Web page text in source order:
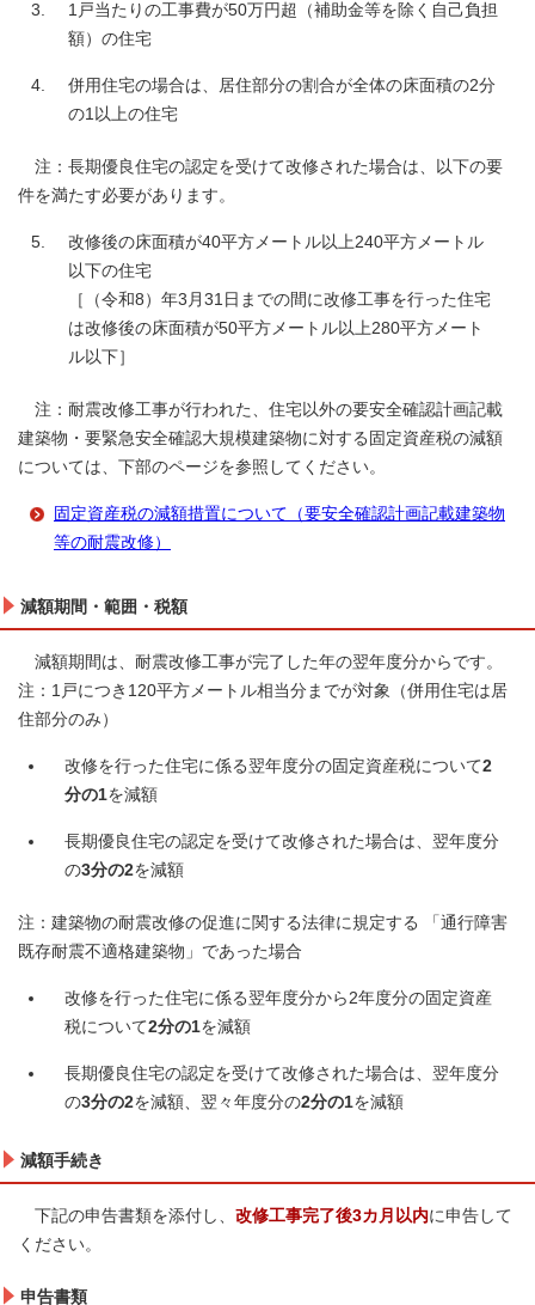
1戸当たりの工事費が50万円超（補助金等を除く自己負担
額）の住宅
併用住宅の場合は、居住部分の割合が全体の床面積の2分
の1以上の住宅
注：長期優良住宅の認定を受けて改修された場合は、以下の要
件を満たす必要があります。
改修後の床面積が40平方メートル以上240平方メートル
以下の住宅
［（令和8）年3月31日までの間に改修工事を行った住宅
は改修後の床面積が50平方メートル以上280平方メート
ル以下］
注：耐震改修工事が行われた、住宅以外の要安全確認計画記載
建築物・要緊急安全確認大規模建築物に対する固定資産税の減額
については、下部のページを参照してください。
固定資産税の減額措置について（要安全確認計画記載建築物
等の耐震改修）
減額期間・範囲・税額
減額期間は、耐震改修工事が完了した年の翌年度分からです。
注：1戸につき120平方メートル相当分までが対象（併用住宅は居
住部分のみ）
改修を行った住宅に係る翌年度分の固定資産税について2
分の1を減額
長期優良住宅の認定を受けて改修された場合は、翌年度分
の3分の2を減額
注：建築物の耐震改修の促進に関する法律に規定する 「通行障害
既存耐震不適格建築物」であった場合
改修を行った住宅に係る翌年度分から2年度分の固定資産
税について2分の1を減額
長期優良住宅の認定を受けて改修された場合は、翌年度分
の3分の2を減額、翌々年度分の2分の1を減額
減額手続き
下記の申告書類を添付し、 改修工事完了後3カ月以内に申告して
ください。
申告書類